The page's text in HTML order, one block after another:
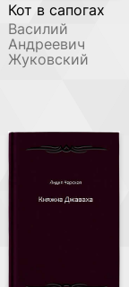
Кот в сапогах
Василий
Андреевич
Жуковский